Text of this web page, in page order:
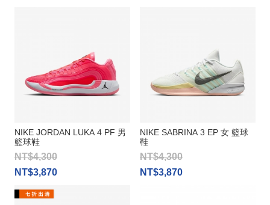
NIKE JORDAN LUKA 4 PF 男
籃球鞋
NT$4,300
NT$3,870
NIKE SABRINA 3 EP 女 籃球
鞋
NT$4,300
NT$3,870